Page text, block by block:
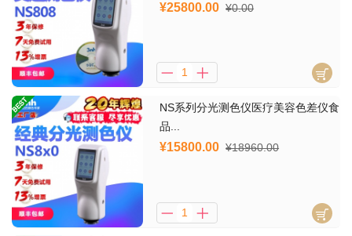
¥25800.00 ¥0.00
NS系列分光测色仪医疗美容色差仪食
品...
¥15800.00 ¥18960.00